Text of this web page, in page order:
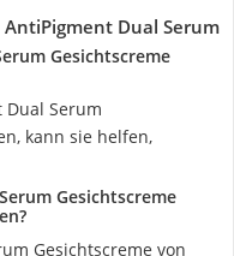
Dual Serum
Gesichtscreme
Dual Serum
kann sie helfen,
Gesichtscreme
Gesichtscreme von